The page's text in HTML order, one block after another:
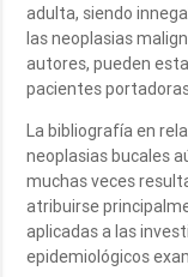
adulta, siendo
las neoplasias
autores, pueden
pacientes
La bibliografía en
neoplasias bucales
muchas veces
atribuirse
aplicadas a las
epidemiológicos